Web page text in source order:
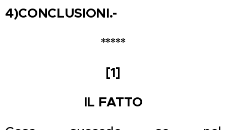
4)CONCLUSIONI.-
*****
[1]
IL FATTO